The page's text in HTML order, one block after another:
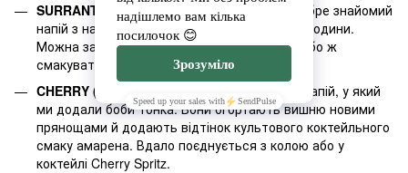
SURRANT GIN (Смородиновий джин)
— добре знайомий
напій з насиченим смаком натуральної смородини.
Можна заміксувати у Джин-тонік і Негроні або ж
смакувати чистим з льодом.
CHERRY (Вишневий лікер)
— традиційний напій, у який
ми додали боби тонка. Вони огортають вишню новими
прянощами й додають відтінок культового коктейльного
смаку амарена. Вдало поєднується з колою або у
коктейлі Cherry Spritz.